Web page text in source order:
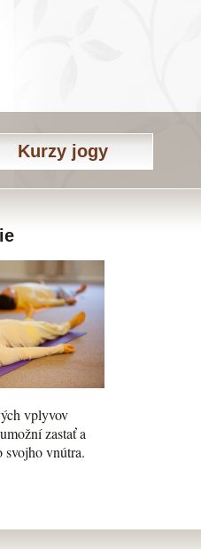
Kurzy jogy
vplyvov
zastať a
svojho vnútra.